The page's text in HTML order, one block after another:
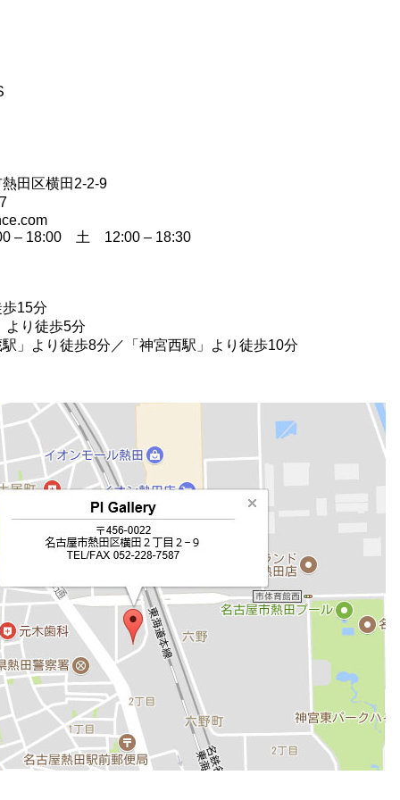
田区横田2-2-9
– 18:00 土 12:00 – 18:30
歩15分
より徒歩5分
駅」より徒歩8分／「神宮西駅」より徒歩10分